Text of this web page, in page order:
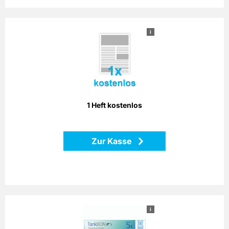
i
1 Heft kostenlos
Zur Kasse
1 Heft kostenlos
Verlängern Sie mit dieser Prämie Ihre Abolaufzeit um ein
Heft - bei gleichbleibendem Preis!
i